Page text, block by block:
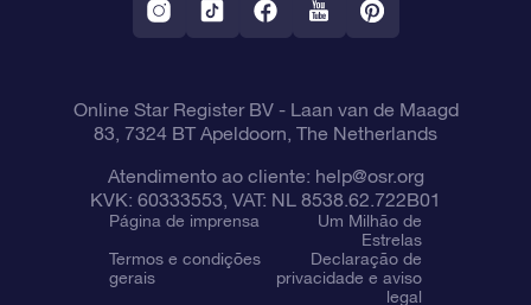
Online Star Register BV- Laan van de Maagd
83, 7324 BT Apeldoorn, The Netherlands
Atendimento ao cliente: help@osr.org
KVK: 60333553, VAT: NL 8538.62.722B01
Página de imprensa
Um Milhão de
Estrelas
Termos e condições
gerais
Declaração de
privacidade e aviso
legal